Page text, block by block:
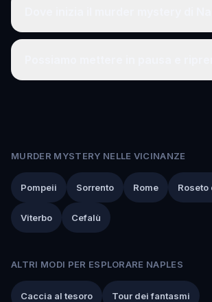
MURDER MYSTERY NELLE VICINANZE
Pompeii Sorrento Rome
Viterbo Cefalù
ALTRI MODI PER ESPLORARE NAPLES
Caccia al tesoro Tour dei fantasmi